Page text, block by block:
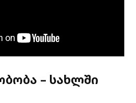
– სახლში